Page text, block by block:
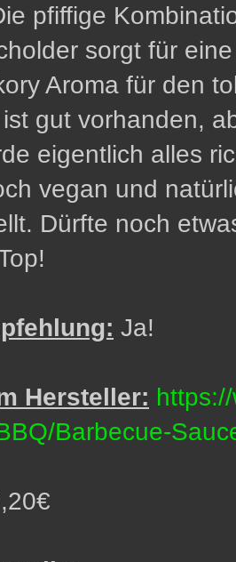
pfiffige
sorgt für
Aroma für den
gut vorhanden,
eigentlich alles
vegan und
Dürfte noch
Ja!
Hersteller:
Barbecue-